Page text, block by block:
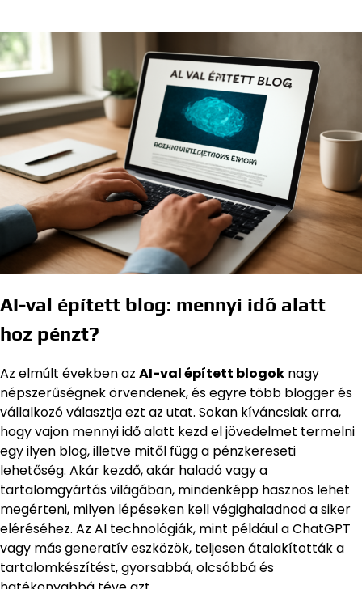
AI-val épített blog: mennyi idő alatt
hoz pénzt?
Az elmúlt években az AI-val épített blogok nagy
népszerűségnek örvendenek, és egyre több blogger és
vállalkozó választja ezt az utat. Sokan kíváncsiak arra,
hogy vajon mennyi idő alatt kezd el jövedelmet termelni
egy ilyen blog, illetve mitől függ a pénzkereseti
lehetőség. Akár kezdő, akár haladó vagy a
tartalomgyártás világában, mindenképp hasznos lehet
megérteni, milyen lépéseken kell végighaladnod a siker
eléréséhez. Az AI technológiák, mint például a ChatGPT
vagy más generatív eszközök, teljesen átalakították a
tartalomkészítést, gyorsabbá, olcsóbbá és